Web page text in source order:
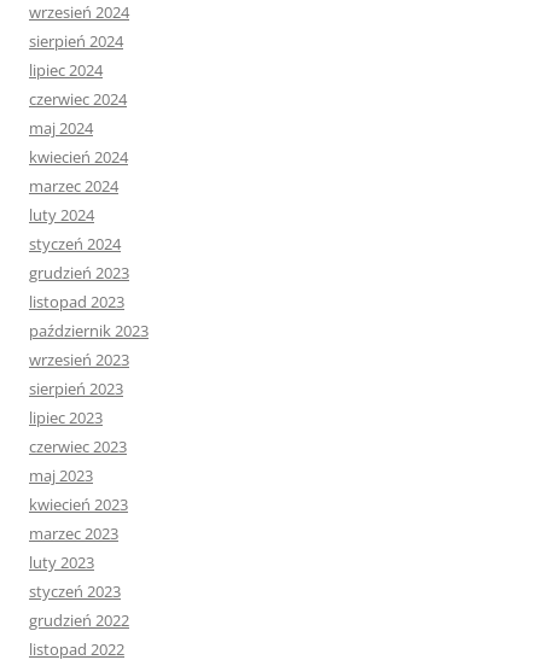
wrzesień 2024
sierpień 2024
lipiec 2024
czerwiec 2024
maj 2024
kwiecień 2024
marzec 2024
luty 2024
styczeń 2024
grudzień 2023
listopad 2023
październik 2023
wrzesień 2023
sierpień 2023
lipiec 2023
czerwiec 2023
maj 2023
kwiecień 2023
marzec 2023
luty 2023
styczeń 2023
grudzień 2022
listopad 2022